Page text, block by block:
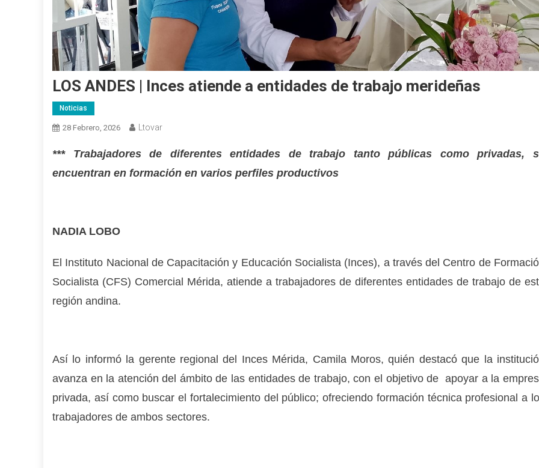
LOS ANDES | Inces atiende a entidades de trabajo merideñas
Noticias
28 Febrero, 2026 Ltovar
*** Trabajadores de diferentes entidades de trabajo tanto públicas como privadas,
encuentran en formación en varios perfiles productivos
NADIA LOBO
El Instituto Nacional de Capacitación y Educación Socialista (Inces), a través del Centro de
Socialista (CFS) Comercial Mérida, atiende a trabajadores de diferentes entidades de trabajo de
región andina.
Así lo informó la gerente regional del Inces Mérida, Camila Moros, quién destacó que la
avanza en la atención del ámbito de las entidades de trabajo, con el objetivo de apoyar a la
privada, así como buscar el fortalecimiento del público; ofreciendo formación técnica profesional a
trabajadores de ambos sectores.